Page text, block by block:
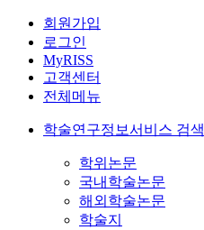
회원가입
로그인
MyRISS
고객센터
전체메뉴
학술연구정보서비스 검색
학위논문
국내학술논문
해외학술논문
학술지